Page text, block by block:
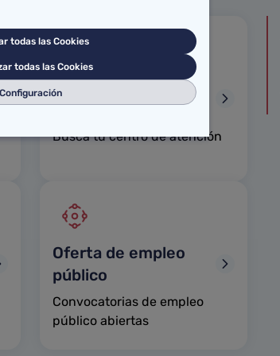
Mapa sanitario de
Cantabria
Busca tu centro de atención
Oferta de empleo
público
Convocatorias de empleo
público abiertas
todas las Cookies
todas las Cookies
Configuración